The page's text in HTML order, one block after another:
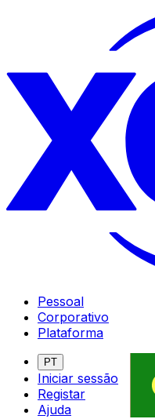
Pessoal
Corporativo
Plataforma
PT
Iniciar sessão
Registar
Ajuda